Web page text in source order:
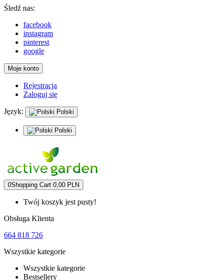
Śledź nas:
facebook
instagram
pinterest
google
Moje konto
Rejestracja
Zaloguj się
Język: Polski
Polski
0Shopping Cart 0,00 PLN
Twój koszyk jest pusty!
Obsługa Klienta
664 818 726
Wszystkie kategorie
Wszystkie kategorie
Bestsellery